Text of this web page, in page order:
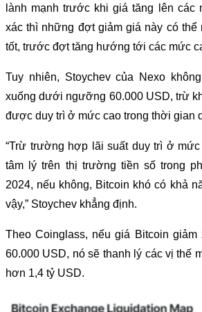
lành mạnh trước khi giá tăng lên các
xác thì những đợt giảm giá này có thể
tốt, trước đợt tăng hướng tới các mức
Tuy nhiên, Stoychev của Nexo
xuống dưới ngưỡng 60.000 USD, trừ
được duy trì ở mức cao trong thời gian
“Trừ trường hợp lãi suất duy trì ở
tâm lý trên thị trường tiền số trong
2024, nếu không, Bitcoin khó có khả
vậy,” Stoychev khẳng định.
Theo Coinglass, nếu giá Bitcoin
60.000 USD, nó sẽ thanh lý các vị thế
hơn 1,4 tỷ USD.